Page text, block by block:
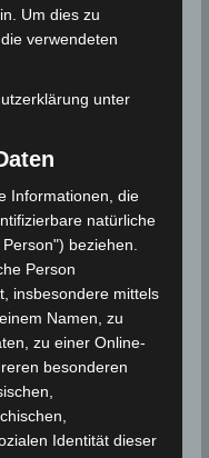
Um dies zu
verwendeten
unter
Informationen, die
natürliche
beziehen.
Person
insbesondere mittels
Namen, zu
zu einer Online-
besonderen
Identität dieser